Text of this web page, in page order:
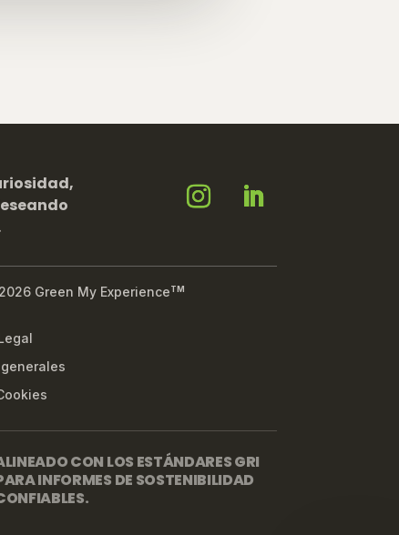
Green My ExperienceTM
CON LOS ESTÁNDARES GRI
INFORMES DE SOSTENIBILIDAD